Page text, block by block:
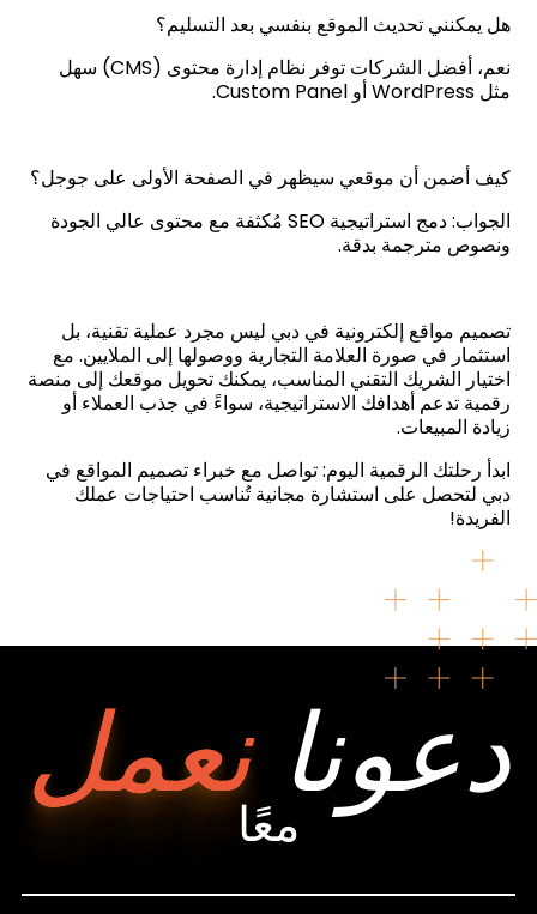
هل يمكنني تحديث الموقع بنفسي بعد التسليم؟
نعم، أفضل الشركات توفر نظام إدارة محتوى (CMS) سهل
مثل WordPress أو Custom Panel.
كيف أضمن أن موقعي سيظهر في الصفحة الأولى على جوجل؟
الجواب: دمج استراتيجية SEO مُكثفة مع محتوى عالي الجودة
ونصوص مترجمة بدقة.
تصميم مواقع إلكترونية في دبي ليس مجرد عملية تقنية، بل
استثمار في صورة العلامة التجارية ووصولها إلى الملايين. مع
اختيار الشريك التقني المناسب، يمكنك تحويل موقعك إلى منصة
رقمية تدعم أهدافك الاستراتيجية، سواءً في جذب العملاء أو
زيادة المبيعات.
ابدأ رحلتك الرقمية اليوم: تواصل مع خبراء تصميم المواقع في
دبي لتحصل على استشارة مجانية تُناسب احتياجات عملك
الفريدة!
دعونانعملمعًا